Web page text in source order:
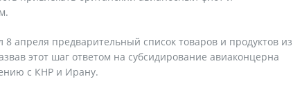
апреля предварительный список товаров и продуктов из
этот шаг ответом на субсидирование авиаконцерна
с КНР и Ирану.